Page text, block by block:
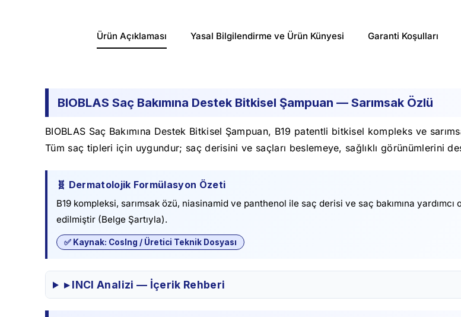
Ürün Açıklaması Yasal Bilgilendirme ve Ürün Künyesi Garanti Koşulları
BIOBLAS Saç Bakımına Destek Bitkisel Şampuan — Sarımsak Özlü
BIOBLAS Saç Bakımına Destek Bitkisel Şampuan, B19 patentli bitkisel kompleks ve
Tüm saç tipleri için uygundur; saç derisini ve saçları beslemeye, sağlıklı görünümlerini
🧬 Dermatolojik Formülasyon Özeti
B19 kompleksi, sarımsak özü, niasinamid ve panthenol ile saç derisi ve saç bakımına
edilmiştir (Belge Şartıyla).
✅ Kaynak: CosIng / Üretici Teknik Dosyası
▸ INCI Analizi — İçerik Rehberi